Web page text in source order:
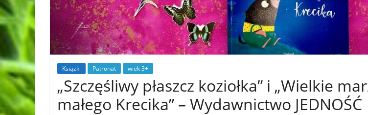
Książki Patronat wiek 3+
„Szczęśliwy płaszcz koziołka” i „Wielkie
małego Krecika” – Wydawnictwo JEDNOŚĆ